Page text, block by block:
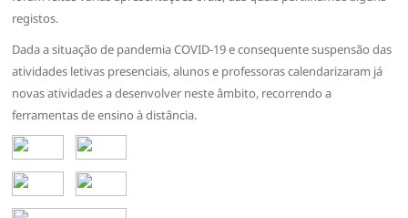
registos.
Dada a situação de pandemia COVID-19 e consequente suspensão das
atividades letivas presenciais, alunos e professoras calendarizaram já
novas atividades a desenvolver neste âmbito, recorrendo a
ferramentas de ensino à distância.